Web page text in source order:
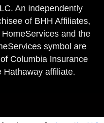
An independently
of BHH Affiliates,
and the
symbol are
Columbia Insurance
Hathaway affiliate.